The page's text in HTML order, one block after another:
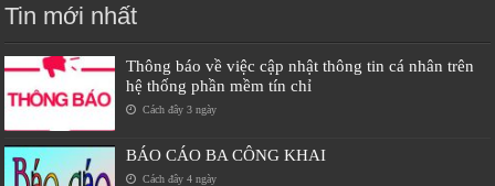
Tin mới nhất
Thông báo về việc cập nhật thông tin cá nhân trên
hệ thống phần mềm tín chỉ
Cách đây 3 ngày
BÁO CÁO BA CÔNG KHAI
Cách đây 4 ngày